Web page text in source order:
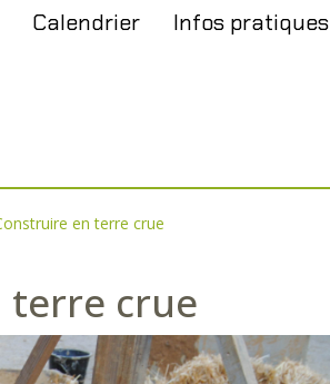
Calendrier Infos pratiques
en terre crue
terre crue